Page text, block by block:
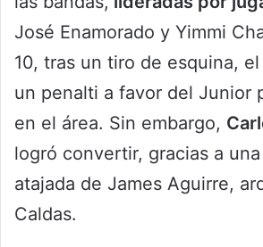
José Enamorado y Yimmi
10, tras un tiro de esquina,
un penalti a favor del Junior
en el área. Sin embargo,
logró convertir, gracias a
atajada de James Aguirre,
Caldas.